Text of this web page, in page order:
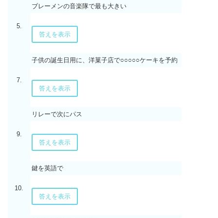
5.
ブレーメンの音楽隊で最も大きい
答えを表示
7.
子供の誕生日用に、洋菓子店で○○○○○ケーキを予約
答えを表示
9.
リレーで次にパス
答えを表示
10.
鍵を英語で
答えを表示